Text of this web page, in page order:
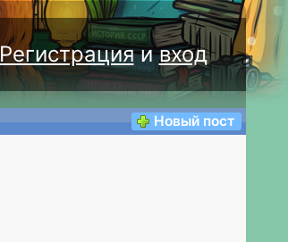
Регистрацияивход
Новый пост